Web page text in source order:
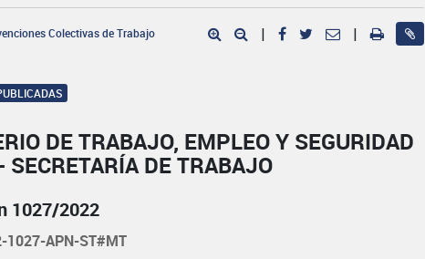
Colectivas de Trabajo
| |
DE TRABAJO, EMPLEO Y SEGURIDAD
SECRETARÍA DE TRABAJO
1027/2022
1027-APN-ST#MT